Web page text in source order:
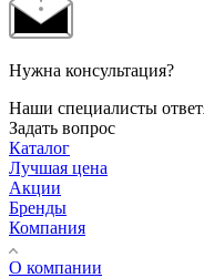
Нужна консультация?
Наши специалисты
Задать вопрос
Каталог
Лучшая цена
Акции
Бренды
Компания
О компании